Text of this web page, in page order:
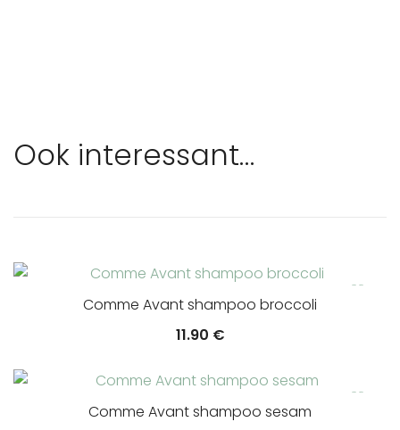
Ook interessant…
Comme Avant shampoo broccoli
11.90 €
Comme Avant shampoo sesam